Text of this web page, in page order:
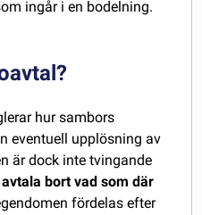
ingår i en bodelning.
hur sambors
eventuell upplösning av
är dock inte tvingande
bort vad som där
fördelas efter